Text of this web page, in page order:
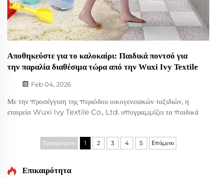
Αποθηκεύστε για το καλοκαίρι: Παιδικά ποντσό για
την παραλία διαθέσιμα τώρα από την Wuxi Ivy Textile
Feb 04, 2026
Με την προσέγγιση της περιόδου οικογενειακών ταξιδιών, η
εταιρεία Wuxi Ivy Textile Co., Ltd. υπογραμμίζει τα παιδικά
ταξιδιωτικών ειδών. Προσφέρουμε στυλ προς άμεση αποστολή
Προηγούμενο 1 2 3 4 5 Επόμενο
Επικαιρότητα